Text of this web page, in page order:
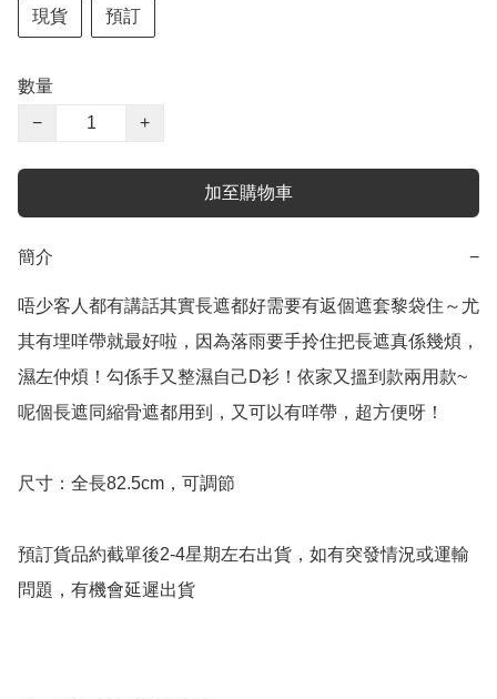
現貨 預訂
數量
−
+
加至購物車
簡介 −
唔少客人都有講話其實長遮都好需要有返個遮套黎袋住～尤
其有埋咩帶就最好啦，因為落雨要手拎住把長遮真係幾煩，
濕左仲煩！勾係手又整濕自己D衫！依家又搵到款兩用款~
呢個長遮同縮骨遮都用到，又可以有咩帶，超方便呀！
尺寸：全長82.5cm，可調節
預訂貨品約截單後2-4星期左右出貨，如有突發情況或運輸
問題，有機會延遲出貨